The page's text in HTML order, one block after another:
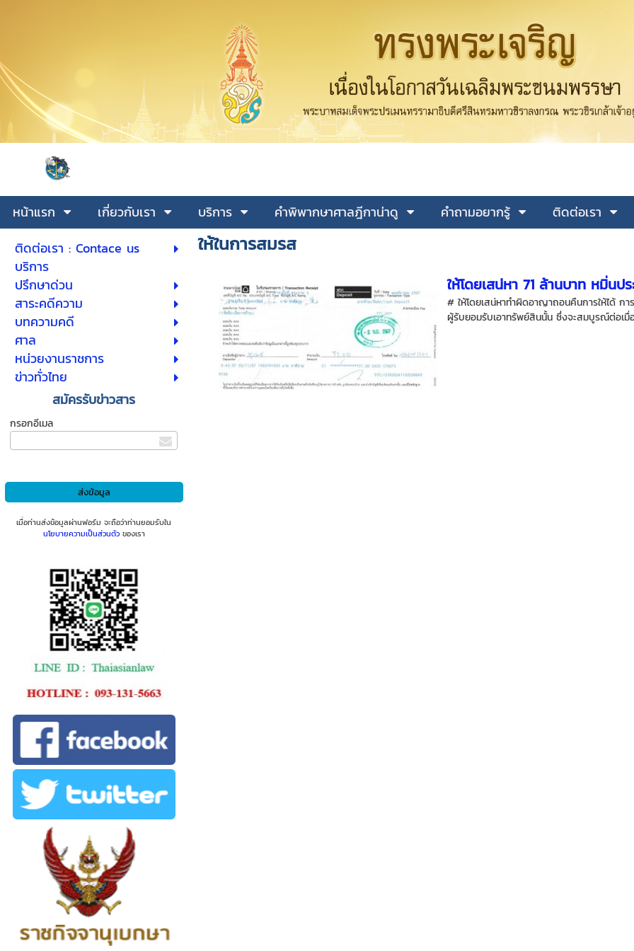
หน้าแรก เกี่ยวกับเรา บริการ คำพิพากษาศาลฎีกาน่าดู คำถามอยากรู้ ติดต่อเรา
ติดต่อเรา : Contace us
บริการ
ปรึกษาด่วน
สาระคดีความ
บทความคดี
ศาล
หน่วยงานราชการ
ข่าวทั่วไทย
สมัครรับข่าวสาร
กรอกอีเมล
เมื่อท่านส่งข้อมูลผ่านฟอร์ม จะถือว่าท่านยอมรับใน
นโยบายความเป็นส่วนตัวของเรา
ให้ในการสมรส
ให้โดยเสน่หา 71 ล้านบาท หมิ่นป
# ให้โดยเสน่หาทำผิดอาญาถอนคืนการให้ได้ กา
ผู้รับยอมรับเอาทรัพย์สินนั้น ซึ่งจะสมบูรณ์ต่อเมื่